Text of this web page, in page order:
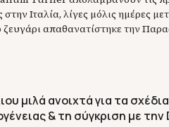
Ιταλία, λίγες μόλις ημέρες
απαθανατίστηκε την
[…]
μιλά ανοιχτά για τα
& τη σύγκριση με την